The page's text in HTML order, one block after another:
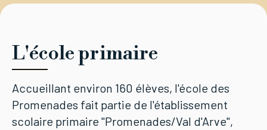
L'école primaire
Accueillant environ 160 élèves, l'école des
Promenades fait partie de l'établissement
scolaire primaire "Promenades/Val d'Arve",